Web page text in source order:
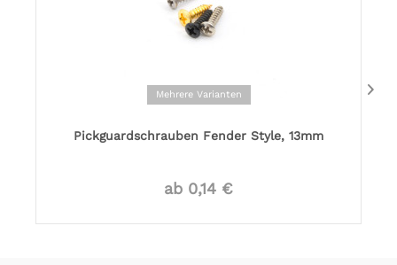
Mehrere Varianten
Pickguardschrauben Fender Style, 13mm
ab 0,14 €